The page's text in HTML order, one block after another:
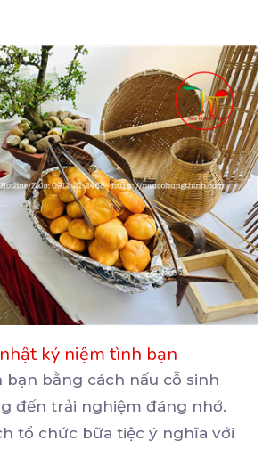
kỷ niệm tình bạn
bạn bằng cách nấu cỗ sinh
đến trải nghiệm đáng nhớ.
tổ chức bữa tiệc ý nghĩa với